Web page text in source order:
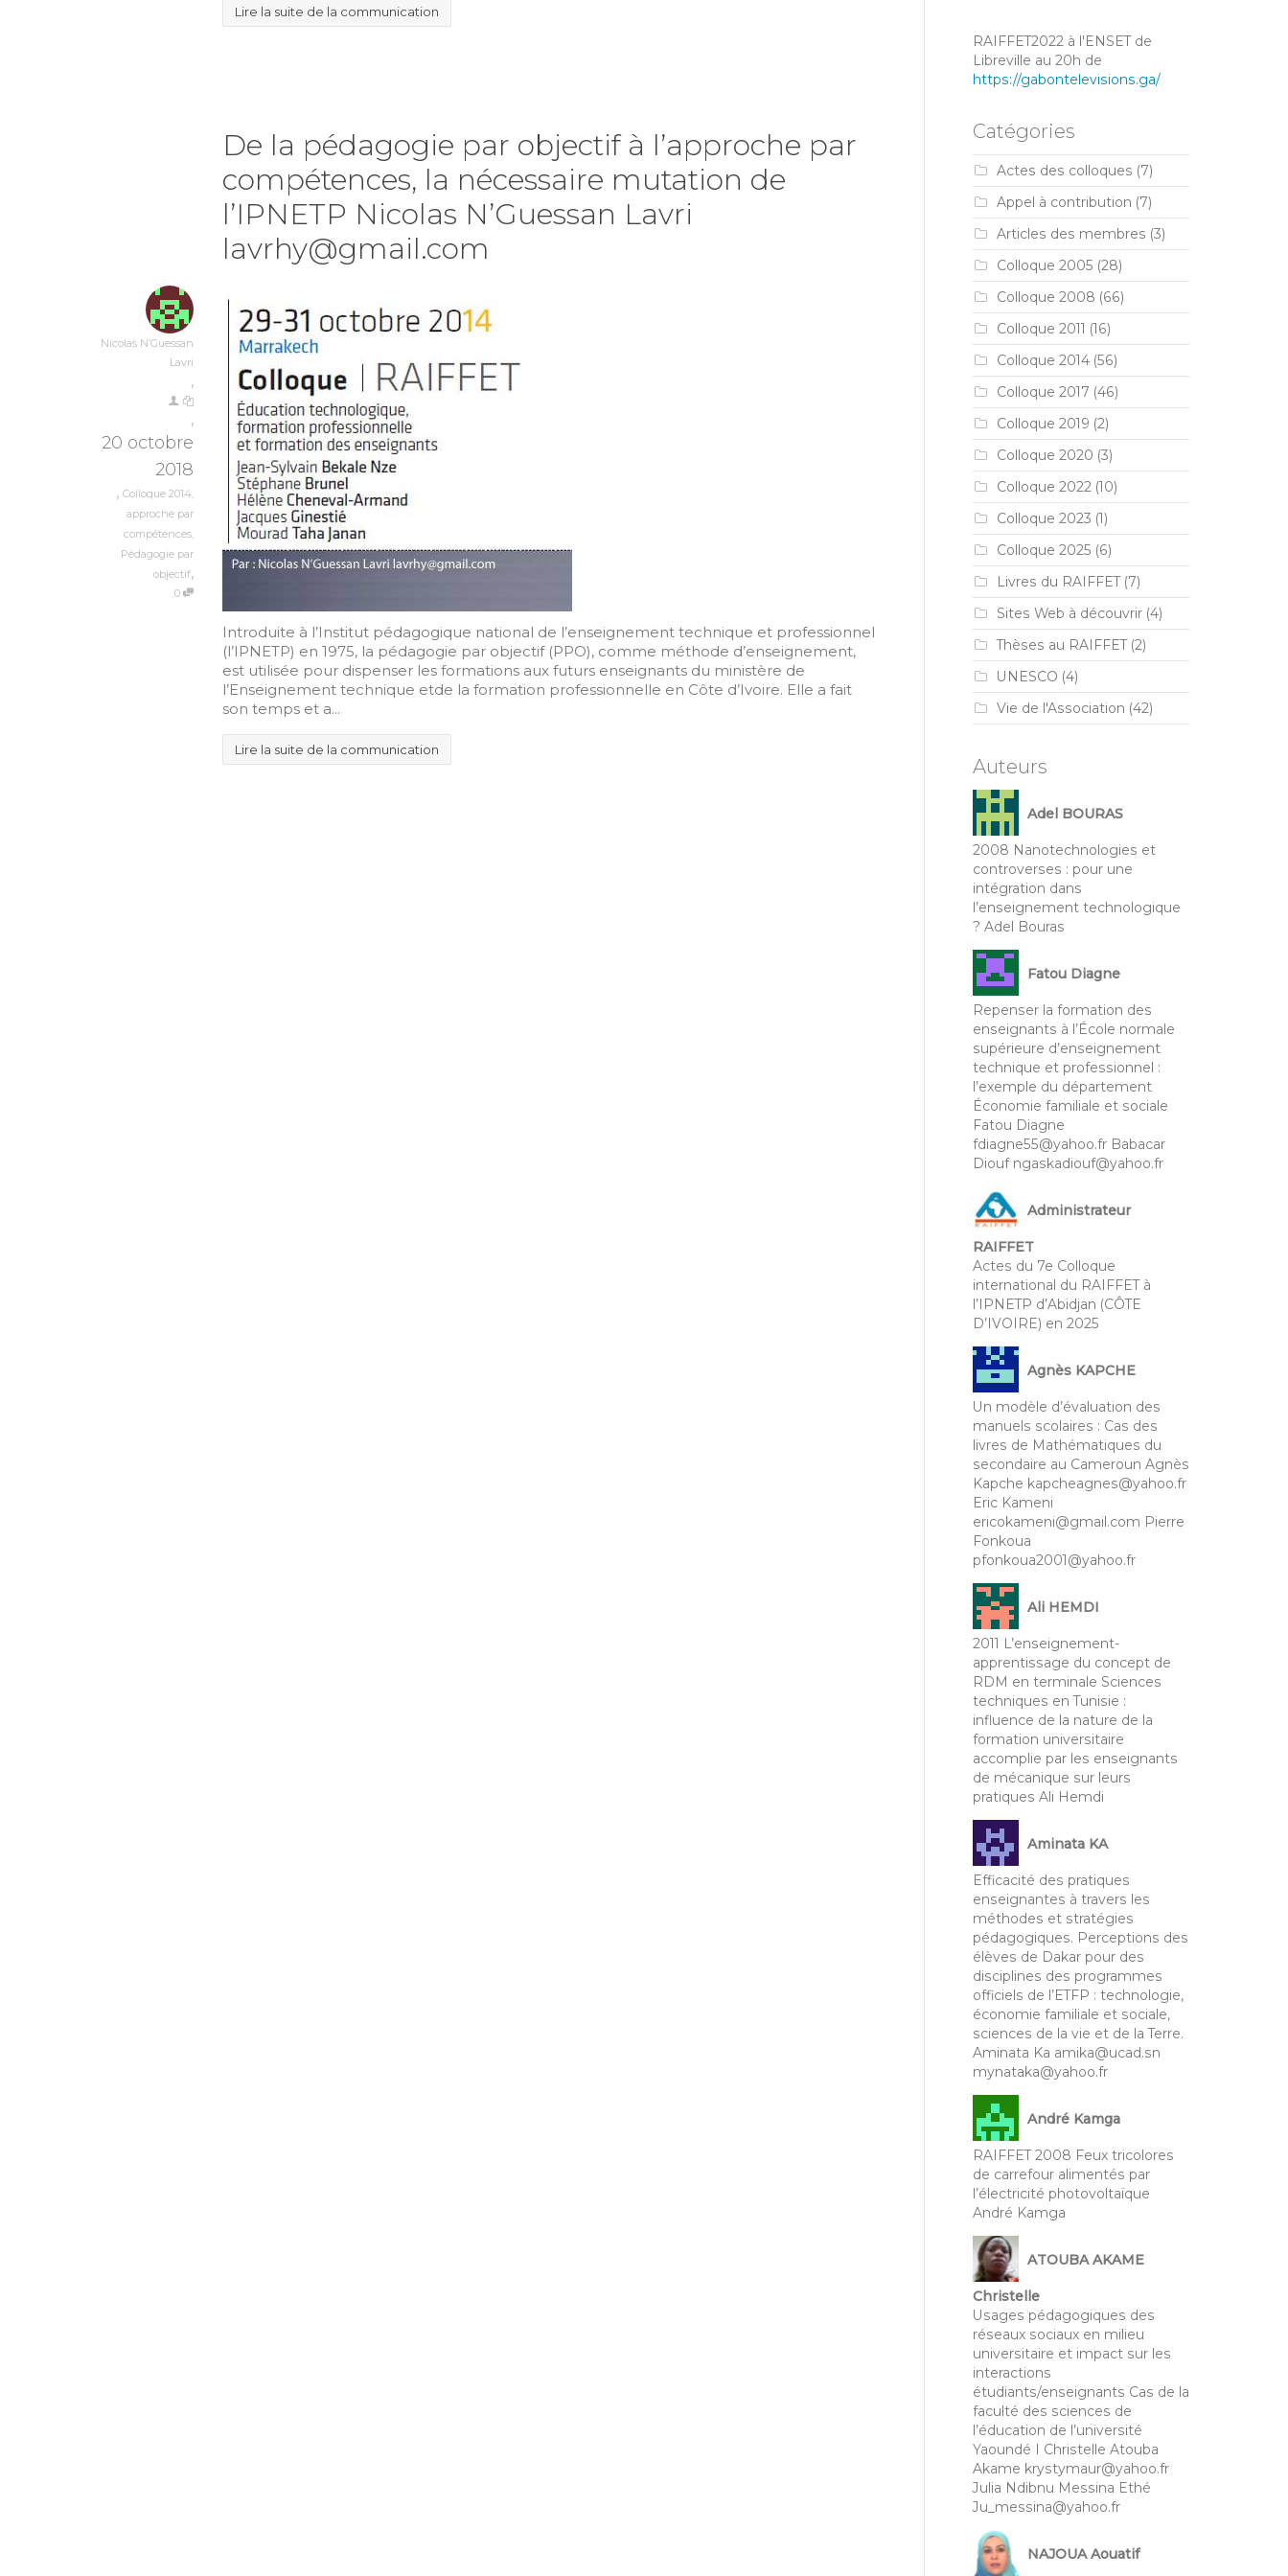
Lire la suite de la communication
De la pédagogie par objectif à l’approche par
compétences, la nécessaire mutation de
l’IPNETP Nicolas N’Guessan Lavri
lavrhy@gmail.com
Nicolas N’Guessan
Lavri
,
,
20 octobre
2018
, Colloque 2014
approche par
compétences
Pédagogie par
objectif,
0
Introduite à l’Institut pédagogique national de l’enseignement technique et professionnel
(l’IPNETP) en 1975, la pédagogie par objectif (PPO), comme méthode d’enseignement,
est utilisée pour dispenser les formations aux futurs enseignants du ministère de
l’Enseignement technique etde la formation professionnelle en Côte d’Ivoire. Elle a fait
son temps et a...
Lire la suite de la communication
RAIFFET2022 à l'ENSET de
Libreville au 20h de
https://gabontelevisions.ga/
Catégories
Actes des colloques (7)
Appel à contribution (7)
Articles des membres (3)
Colloque 2005 (28)
Colloque 2008 (66)
Colloque 2011 (16)
Colloque 2014(56)
Colloque 2017 (46)
Colloque 2019 (2)
Colloque 2020 (3)
Colloque 2022(10)
Colloque 2023 (1)
Colloque 2025 (6)
Livres du RAIFFET(7)
Sites Web à découvrir(4)
Thèses au RAIFFET(2)
UNESCO (4)
Vie de l'Association (42)
Auteurs
Adel BOURAS
2008 Nanotechnologies et
controverses : pour une
intégration dans
l’enseignement technologique
? Adel Bouras
Fatou Diagne
Repenser la formation des
enseignants à l’École normale
supérieure d’enseignement
technique et professionnel :
l’exemple du département
Économie familiale et sociale
Fatou Diagne
fdiagne55@yahoo.fr Babacar
Diouf ngaskadiouf@yahoo.fr
Administrateur
RAIFFET
Actes du 7e Colloque
international du RAIFFET à
l’IPNETP d’Abidjan (CÔTE
D’IVOIRE) en 2025
Agnès KAPCHE
Un modèle d’évaluation des
manuels scolaires : Cas des
livres de Mathématiques du
secondaire au Cameroun Agnès
Kapche kapcheagnes@yahoo.fr
Eric Kameni
ericokameni@gmail.com Pierre
Fonkoua
pfonkoua2001@yahoo.fr
Ali HEMDI
2011 L’enseignement-
apprentissage du concept de
RDM en terminale Sciences
techniques en Tunisie :
influence de la nature de la
formation universitaire
accomplie par les enseignants
de mécanique sur leurs
pratiques Ali Hemdi
Aminata KA
Efficacité des pratiques
enseignantes à travers les
méthodes et stratégies
pédagogiques. Perceptions des
élèves de Dakar pour des
disciplines des programmes
officiels de l’ETFP : technologie,
économie familiale et sociale,
sciences de la vie et de la Terre.
Aminata Ka amika@ucad.sn
mynataka@yahoo.fr
André Kamga
RAIFFET 2008 Feux tricolores
de carrefour alimentés par
l’électricité photovoltaïque
André Kamga
ATOUBA AKAME
Christelle
Usages pédagogiques des
réseaux sociaux en milieu
universitaire et impact sur les
interactions
étudiants/enseignants Cas de la
faculté des sciences de
l’éducation de l’université
Yaoundé I Christelle Atouba
Akame krystymaur@yahoo.fr
Julia Ndibnu Messina Ethé
Ju_messina@yahoo.fr
NAJOUA Aouatif